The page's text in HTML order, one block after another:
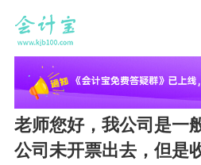
老师您好，我公司是一
公司未开票出去，但是